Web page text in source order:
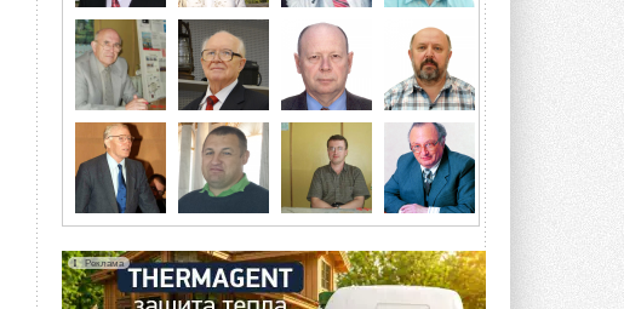
«Датарк» испытал модульный
ЦОД с плотностью 54 кВт на
стойку
Испытания прошли на собственной
производственной площадке и были ...
3 АВГУСТА 2026
Samsung выпускает VRF-
систему DVM на R32
Линейка включает семь типоразмеров
Суммарная длина трубопроводов ...
3 АВГУСТА 2026
Реклама